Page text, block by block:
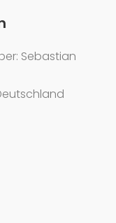
Sebastian